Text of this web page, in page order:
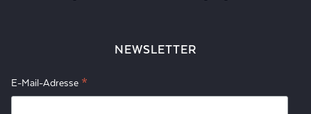
NEWSLETTER
E-Mail-Adresse *